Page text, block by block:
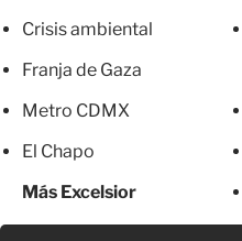
Crisis ambiental
Franja de Gaza
Metro CDMX
El Chapo
Más Excelsior